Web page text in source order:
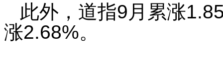
此外，道指9月累涨
涨2.68%。